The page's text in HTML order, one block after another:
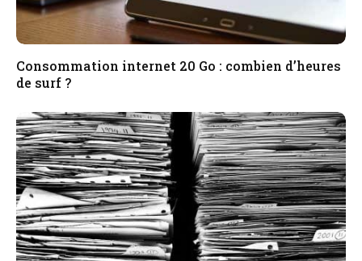
Consommation internet 20 Go : combien d’heures
de surf ?